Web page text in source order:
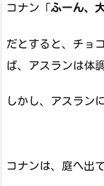
コナン「ふーん、
だとすると、チョ
ば、アスランは体
しかし、アスラン
コナンは、庭へ出